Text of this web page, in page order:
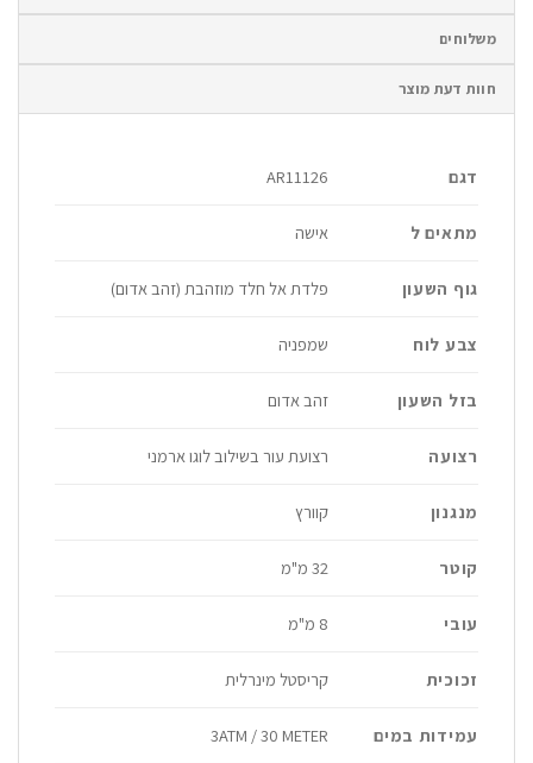
משלוחים
חוות דעת מוצר
דגם AR11126
מתאים ל אישה
גוף השעון פלדת אל חלד מוזהבת (זהב אדום)
צבע לוח שמפניה
בזל השעון זהב אדום
רצועה רצועת עור בשילוב לוגו ארמני
מנגנון קוורץ
קוטר 32 מ"מ
עובי 8 מ"מ
זכוכית קריסטל מינרלית
עמידות במים 3ATM / 30 METER